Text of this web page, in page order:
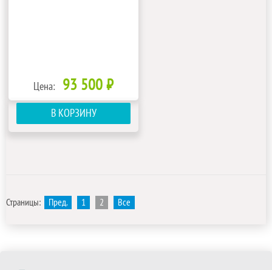
Цена: 93 500 ₽
В КОРЗИНУ
Страницы: Пред. 1 2 Все